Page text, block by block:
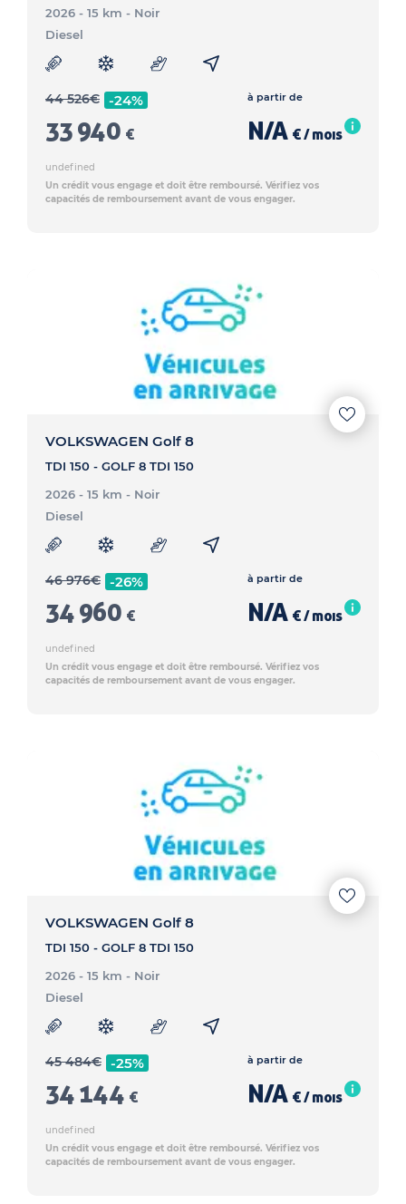
2026 - 15 km - Noir
Diesel
44 526€ -24%
33 940 €
à partir de
N/A € / mois
undefined
Un crédit vous engage et doit être remboursé. Vérifiez vos
capacités de remboursement avant de vous engager.
VOLKSWAGEN Golf 8
TDI 150 - GOLF 8 TDI 150
2026 - 15 km - Noir
Diesel
46 976€ -26%
34 960 €
à partir de
N/A € / mois
undefined
Un crédit vous engage et doit être remboursé. Vérifiez vos
capacités de remboursement avant de vous engager.
VOLKSWAGEN Golf 8
TDI 150 - GOLF 8 TDI 150
2026 - 15 km - Noir
Diesel
45 484€ -25%
34 144 €
à partir de
N/A € / mois
undefined
Un crédit vous engage et doit être remboursé. Vérifiez vos
capacités de remboursement avant de vous engager.